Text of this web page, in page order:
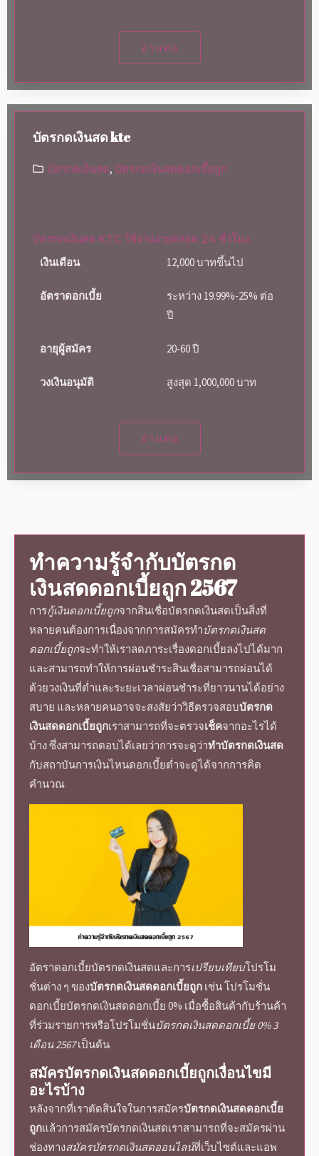
อ่านต่อ
บัตรกดเงินสด ktc
บัตรกดเงินสด, บัตรกดเงินสดดอกเบี้ยถูก
บัตรกดเงินสด KTC ใช้งานง่ายตลอด 24 ชั่วโมง
เงินเดือน
12,000 บาทขึ้นไป
อัตราดอกเบี้ย
ระหว่าง 19.99%-25% ต่อ
ปี
อายุผู้สมัคร 20-60 ปี
วงเงินอนุมัติ สูงสุด 1,000,000 บาท
อ่านต่อ
ทำความรู้จำกับบัตรกด
เงินสดดอกเบี้ยถูก2567
การกู้เงินดอกเบี้ยถูกจากสินเชื่อบัตรกดเงินสดเป็นสิ่งที่
หลายคนต้องการเนื่องจากการสมัครทำบัตรกดเงินสด
ดอกเบี้ยถูกจะทำให้เราลดภาระเรื่องดอกเบี้ยลงไปได้มาก
และสามารถทำให้การผ่อนชำระสินเชื่อสามารถผ่อนได้
ด้วยวงเงินที่ต่ำและระยะเวลาผ่อนชำระที่ยาวนานได้อย่าง
สบาย และหลายคนอาจจะสงสัยว่าวิธีตรวจสอบบัตรกด
เงินสดดอกเบี้ยถูกเราสามารถที่จะตรวจเช็คจากอะไรได้
บ้าง ซึ่งสามารถตอบได้เลยว่าการจะดูว่าทำบัตรกดเงินสด
กับสถาบันการเงินไหนดอกเบี้ยต่ำจะดูได้จากการคิด
คำนวณ
อัตราดอกเบี้ยบัตรกดเงินสดและการเปรียบเทียบโปรโม
ชั่นต่าง ๆ ของบัตรกดเงินสดดอกเบี้ยถูก เช่น โปรโมชั่น
ดอกเบี้ยบัตรกดเงินสดดอกเบี้ย 0% เมื่อซื้อสินค้ากับร้านค้า
ที่ร่วมรายการหรือโปรโมชั่นบัตรกดเงินสดดอกเบี้ย 0% 3
เดือน 2567เป็นต้น
สมัครบัตรกดเงินสดดอกเบี้ยถูกเงื่อนไขมี
อะไรบ้าง
หลังจากที่เราตัดสินใจในการสมัครบัตรกดเงินสดดอกเบี้ย
ถูกแล้วการสมัครบัตรกดเงินสดเราสามารถที่จะสมัครผ่าน
ช่องทางสมัครบัตรกดเงินสดออนไลน์ที่เว็บไซต์และแอพ